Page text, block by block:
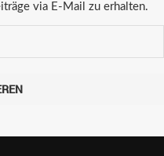
via E-Mail zu erhalten.